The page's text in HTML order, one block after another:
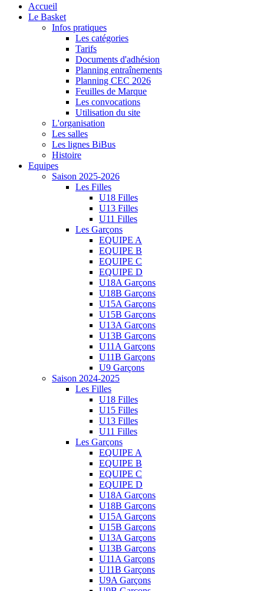
Accueil
Le Basket
Infos pratiques
Les catégories
Tarifs
Documents d'adhésion
Planning entraînements
Planning CEC 2026
Feuilles de Marque
Les convocations
Utilisation du site
L'organisation
Les salles
Les lignes BiBus
Histoire
Equipes
Saison 2025-2026
Les Filles
U18 Filles
U13 Filles
U11 Filles
Les Garçons
EQUIPE A
EQUIPE B
EQUIPE C
EQUIPE D
U18A Garçons
U18B Garçons
U15A Garçons
U15B Garçons
U13A Garçons
U13B Garçons
U11A Garçons
U11B Garçons
U9 Garçons
Saison 2024-2025
Les Filles
U18 Filles
U15 Filles
U13 Filles
U11 Filles
Les Garçons
EQUIPE A
EQUIPE B
EQUIPE C
EQUIPE D
U18A Garçons
U18B Garçons
U15A Garçons
U15B Garçons
U13A Garçons
U13B Garçons
U11A Garçons
U11B Garçons
U9A Garçons